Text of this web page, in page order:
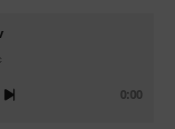
0:00